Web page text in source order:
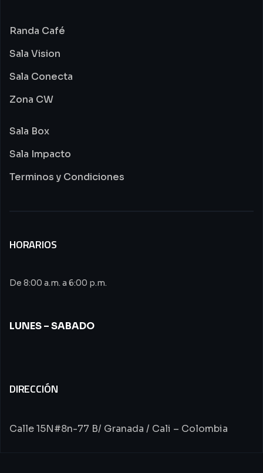
Randa Café
Sala Vision
Sala Conecta
Zona CW
Sala Box
Sala Impacto
Terminos y Condiciones
HORARIOS
De 8:00 a.m. a 6:00 p.m.
LUNES – SABADO
DIRECCIÓN
Calle 15N#8n-77 B/ Granada / Cali – Colombia